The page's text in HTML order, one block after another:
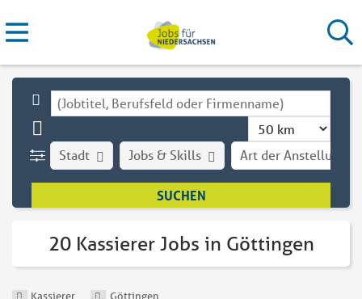
Stadt Art der Anstellung
Jobs & Skills
20 Kassierer Jobs in Göttingen